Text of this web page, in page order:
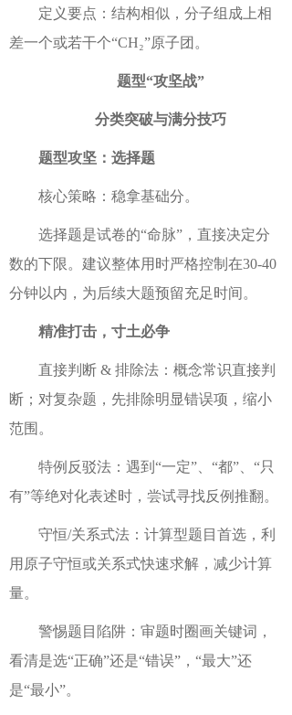
定义要点：结构相似，分子组成上相
差一个或若干个“CH₂”原子团。
题型“攻坚战”
分类突破与满分技巧
题型攻坚：选择题
核心策略：稳拿基础分。
选择题是试卷的“命脉”，直接决定分
数的下限。建议整体用时严格控制在30-40
分钟以内，为后续大题预留充足时间。
精准打击，寸土必争
直接判断 & 排除法：概念常识直接判
断；对复杂题，先排除明显错误项，缩小
范围。
特例反驳法：遇到“一定”、“都”、“只
有”等绝对化表述时，尝试寻找反例推翻。
守恒/关系式法：计算型题目首选，利
用原子守恒或关系式快速求解，减少计算
量。
警惕题目陷阱：审题时圈画关键词，
看清是选“正确”还是“错误”，“最大”还
是“最小”。